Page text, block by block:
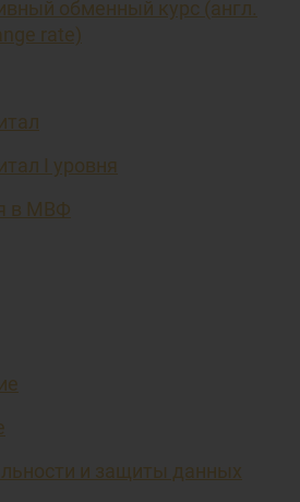
обменный курс (англ.
rate)
I уровня
в МВФ
и защиты данных